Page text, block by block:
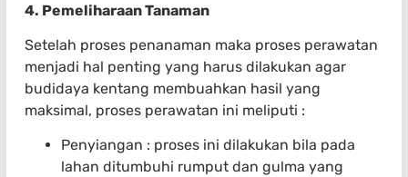
4. Pemeliharaan Tanaman
Setelah proses penanaman maka proses perawatan
menjadi hal penting yang harus dilakukan agar
budidaya kentang membuahkan hasil yang
maksimal, proses perawatan ini meliputi :
Penyiangan : proses ini dilakukan bila pada
lahan ditumbuhi rumput dan gulma yang